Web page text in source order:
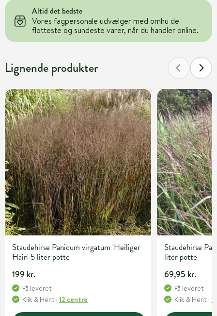
Altid det bedste
Vores fagpersonale udvælger med omhu de
flotteste og sundeste varer, når du handler online.
Lignende produkter
Staudehirse Panicum virgatum 'Heiliger
Hain' 5 liter potte
199 kr.
Få leveret
Klik & Hent i 12 centre
Staudehirse
liter potte
69,95 kr.
Få leveret
Klik & Hent i